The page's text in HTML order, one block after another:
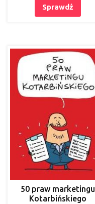
Sprawdź
50 praw marketingu
Kotarbińskiego